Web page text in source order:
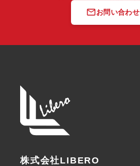
mail_outlineお問い合わせ
株式会社LIBERO